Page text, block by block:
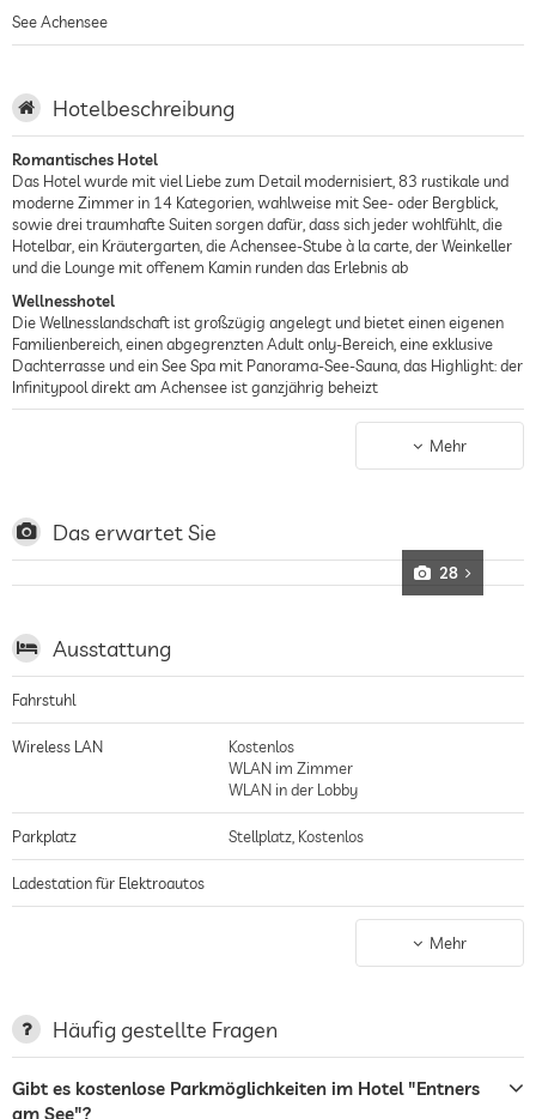
See Achensee
Hotelbeschreibung
Romantisches Hotel
Das Hotel wurde mit viel Liebe zum Detail modernisiert, 83 rustikale und
moderne Zimmer in 14 Kategorien, wahlweise mit See- oder Bergblick,
sowie drei traumhafte Suiten sorgen dafür, dass sich jeder wohlfühlt, die
Hotelbar, ein Kräutergarten, die Achensee-Stube à la carte, der Weinkeller
und die Lounge mit offenem Kamin runden das Erlebnis ab
Wellnesshotel
Die Wellnesslandschaft ist großzügig angelegt und bietet einen eigenen
Familienbereich, einen abgegrenzten Adult only-Bereich, eine exklusive
Dachterrasse und ein See Spa mit Panorama-See-Sauna, das Highlight: der
Infinitypool direkt am Achensee ist ganzjährig beheizt
Am Achensee werden Träume wahr – die herrliche Lage in Pertisau bietet
unendliche Freizeitmöglichkeiten, bei Entner gibt es zudem zahlreiche
up-Paddling-Board und alles für den Winter: Snowboard, (Langlauf-)Ski,
Schlitten und Schneeschuhe
Mehr
Das erwartet Sie
28
Ausstattung
Fahrstuhl
Wireless LAN
Kostenlos
WLAN im Zimmer
WLAN in der Lobby
Parkplatz Stellplatz, Kostenlos
Ladestation für Elektroautos
Wäscheservice
Sonnenschirme
Mehr
Häufig gestellte Fragen
Gibt es kostenlose Parkmöglichkeiten im Hotel "Entners
am See"?